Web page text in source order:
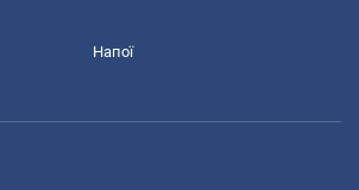
Напої